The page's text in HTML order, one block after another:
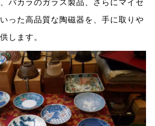
バカラのガラス製品、さらにマイセ
った高品質な陶磁器を、手に取りや
します。